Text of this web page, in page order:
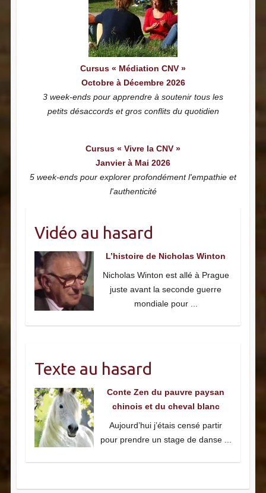
Cursus « Médiation CNV »
Octobre à Décembre 2026
3 week-ends pour apprendre à soutenir tous les
petits désaccords et gros conflits du quotidien
Cursus « Vivre la CNV »
Janvier à Mai 2026
5 week-ends pour explorer profondément l'empathie et
l'authenticité
Vidéo au hasard
L’histoire de Nicholas Winton
Nicholas Winton est allé à Prague
juste avant la seconde guerre
mondiale pour
Texte au hasard
Conte Zen du pauvre paysan
chinois et du cheval blanc
Aujourd’hui j’étais censé partir
pour prendre un stage de danse ...